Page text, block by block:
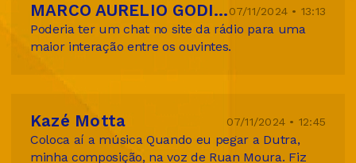
MARCO AURELIO GODINHO BARROSO07/11/2024 • 13:13
Poderia ter um chat no site da rádio para uma
maior interação entre os ouvintes.
Kazé Motta 07/11/2024 • 12:45
Coloca aí a música Quando eu pegar a Dutra,
minha composição, na voz de Ruan Moura. Fiz